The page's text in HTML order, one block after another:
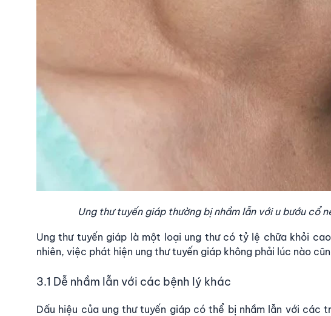
Ung thư tuyến giáp thường bị nhầm lẫn với u bướu cổ
Ung thư tuyến giáp là một loại ung thư có tỷ lệ chữa khỏi
nhiên, việc phát hiện ung thư tuyến giáp không phải lúc nào
3.1 Dễ nhầm lẫn với các bệnh lý khác
Dấu hiệu của ung thư tuyến giáp có thể bị nhầm lẫn với các